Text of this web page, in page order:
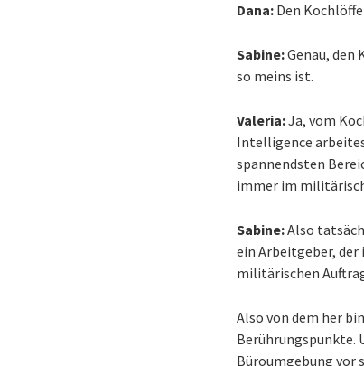
Dana: Den
Sabine:Genau, den
so meins ist.
Valeria:Ja, vom
Intelligence
spannendsten
immer im
Sabine:Also
ein Arbeitgeber,
militärischen
Also von dem her
Berührungspunkte.
Büroumgebung vor